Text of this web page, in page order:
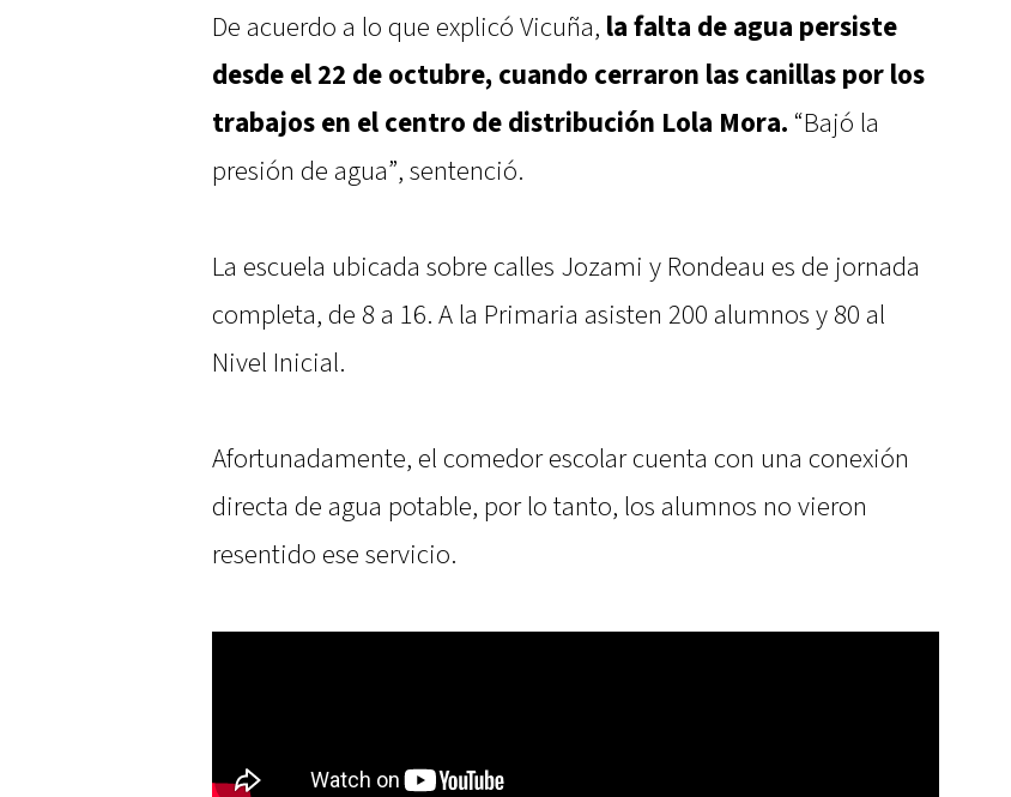
De acuerdo a lo que explicó Vicuña, la falta de agua persiste
desde el 22 de octubre, cuando cerraron las canillas por los
trabajos en el centro de distribución Lola Mora. “Bajó la
presión de agua”, sentenció.
La escuela ubicada sobre calles Jozami y Rondeau es de jornada
completa, de 8 a 16. A la Primaria asisten 200 alumnos y 80 al
Nivel Inicial.
Afortunadamente, el comedor escolar cuenta con una conexión
directa de agua potable, por lo tanto, los alumnos no vieron
resentido ese servicio.